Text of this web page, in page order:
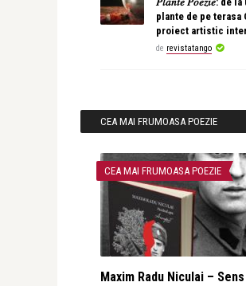
plante de pe terasa
proiect artistic
de revistatango
CEA MAI FRUMOASA POEZIE
CEA MAI FRUMOASA POEZIE
Maxim Radu Niculai – Sens